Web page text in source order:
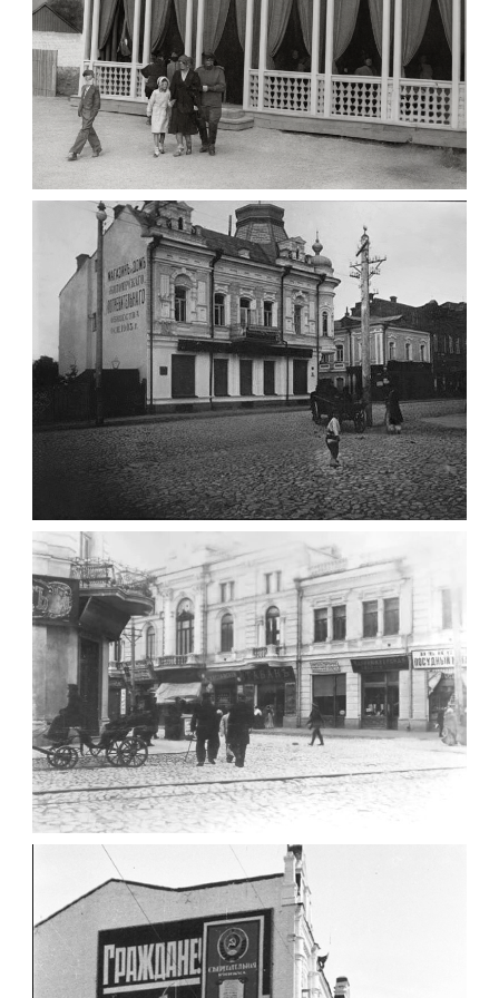
ПАВІЛЬЙОН МОРОЗИВА ЖИТОМИР 1947
Фото Житомир (1945-
1960)
Leave a comment
ФОТО ЖИТОМИРА 1905 ВУЛ.
МИХАЙЛІВСЬКА-СКОРУЛЬСЬКОГО
Фото Житомира період
до 1917 року
Leave a comment
ЖИТОМИР МИХАЙЛІВСЬКА 1903 РОКУ
Фото Житомира період
до 1917 року
Leave a comment